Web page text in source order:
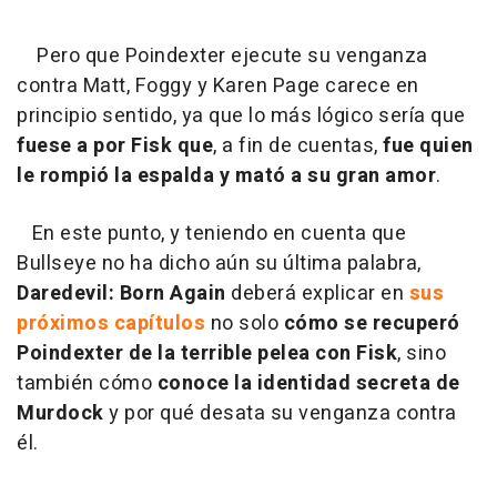
Pero que Poindexter ejecute su venganza
contra Matt, Foggy y Karen Page carece en
principio sentido, ya que lo más lógico sería que
fuese a por Fisk que, a fin de cuentas,fue quien
le rompió la espalda y mató a su gran amor.
En este punto, y teniendo en cuenta que
Bullseye no ha dicho aún su última palabra,
Daredevil: Born Again deberá explicar en sus
próximos capítulos no solo cómo se recuperó
Poindexter de la terrible pelea con Fisk, sino
también cómo conoce la identidad secreta de
Murdocky por qué desata su venganza contra
él.